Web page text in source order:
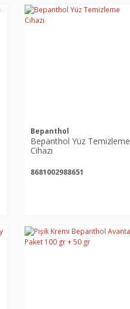
Bepanthol
Bepanthol Yüz Temizleme
Cihazı
8681002988651